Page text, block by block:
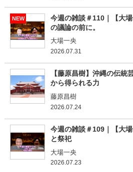
NEW
今週の雑談＃110｜【大
の議論の前に。
大場一央
2026.07.31
【藤原昌樹】沖縄の伝統
から得られる力
藤原昌樹
2026.07.24
今週の雑談＃109｜【大
と祭祀
大場一央
2026.07.23